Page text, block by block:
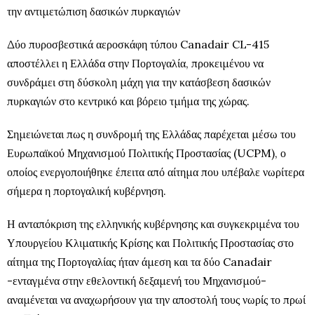
την αντιμετώπιση δασικών πυρκαγιών
Δύο πυροσβεστικά αεροσκάφη τύπου Canadair CL-415
αποστέλλει η Ελλάδα στην Πορτογαλία, προκειμένου να
συνδράμει στη δύσκολη μάχη για την κατάσβεση δασικών
πυρκαγιών στο κεντρικό και βόρειο τμήμα της χώρας.
Σημειώνεται πως η συνδρομή της Ελλάδας παρέχεται μέσω του
Ευρωπαϊκού Μηχανισμού Πολιτικής Προστασίας (UCPM), ο
οποίος ενεργοποιήθηκε έπειτα από αίτημα που υπέβαλε νωρίτερα
σήμερα η πορτογαλική κυβέρνηση.
Η ανταπόκριση της ελληνικής κυβέρνησης και συγκεκριμένα του
Υπουργείου Κλιματικής Κρίσης και Πολιτικής Προστασίας στο
αίτημα της Πορτογαλίας ήταν άμεση και τα δύο Canadair
-ενταγμένα στην εθελοντική δεξαμενή του Μηχανισμού-
αναμένεται να αναχωρήσουν για την αποστολή τους νωρίς το πρωί